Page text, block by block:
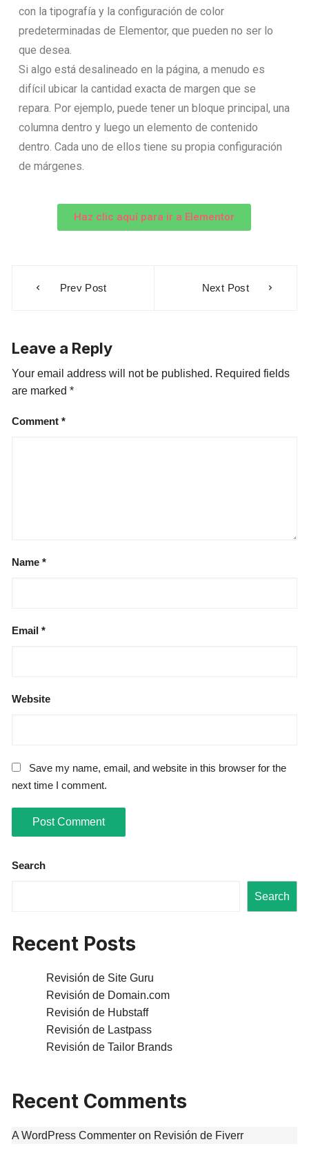
con la tipografía y la configuración de color
predeterminadas de Elementor, que pueden no ser lo
que desea.
Si algo está desalineado en la página, a menudo es
difícil ubicar la cantidad exacta de margen que se
repara. Por ejemplo, puede tener un bloque principal, una
columna dentro y luego un elemento de contenido
dentro. Cada uno de ellos tiene su propia configuración
de márgenes.
Haz clic aquí para ir a Elementor
Prev Post Next Post
Leave a Reply
Your email address will not be published. Required fields
are marked*
Comment*
Name*
Email*
Website
Save my name, email, and website in this browser for the
next time I comment.
Search
Search
Recent Posts
Revisión de Site Guru
Revisión de Domain.com
Revisión de Hubstaff
Revisión de Lastpass
Revisión de Tailor Brands
Recent Comments
A WordPress Commenter on Revisión de Fiverr